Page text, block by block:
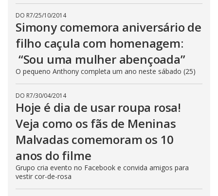
DO R7/25/10/2014
Simony comemora aniversário de
filho caçula com homenagem:
“Sou uma mulher abençoada”
O pequeno Anthony completa um ano neste sábado (25)
DO R7/30/04/2014
Hoje é dia de usar roupa rosa!
Veja como os fãs de Meninas
Malvadas comemoram os 10
anos do filme
Grupo cria evento no Facebook e convida amigos para
vestir cor-de-rosa